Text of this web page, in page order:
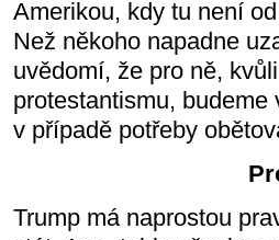
Amerikou, kdy tu není
Než někoho napadne
uvědomí, že pro ně,
protestantismu,
v případě potřeby
Trump má naprostou